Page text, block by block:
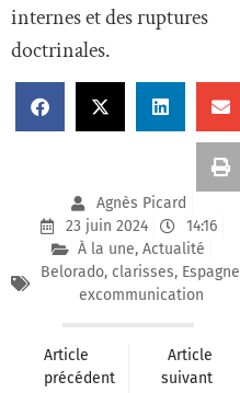
internes et des ruptures
doctrinales.
Agnès Picard
23 juin 2024
14:16
À la une, Actualité
Belorado, clarisses, Espagne
excommunication
Article
précédent
Article
suivant